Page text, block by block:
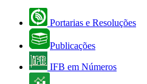
Portarias e Resoluções
Publicações
IFB em Números